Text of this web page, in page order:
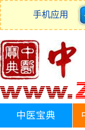
手机应用
中医宝典